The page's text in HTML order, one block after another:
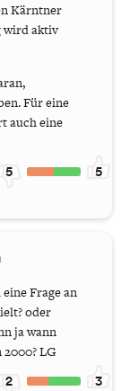
Kärntner
wird aktiv
Für eine
auch eine
5 5
Frage an
oder
ja wann
2000? LG
2 3